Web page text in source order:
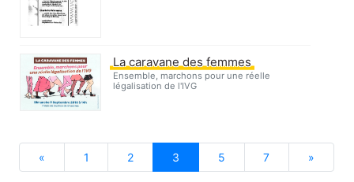
La caravane des femmes
Ensemble, marchons pour une réelle
légalisation de l'IVG
«previous
1 2 3 5 7 »